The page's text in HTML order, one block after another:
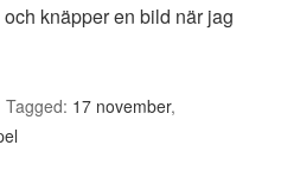
knäpper en bild när jag
Tagged: 17 november,